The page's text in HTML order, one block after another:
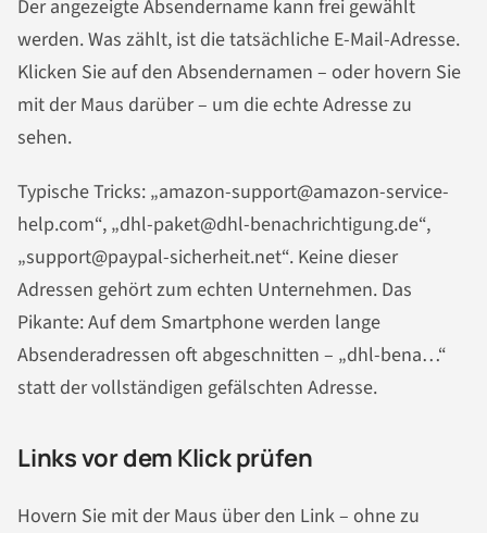
Der angezeigte Absendername kann frei gewählt
werden. Was zählt, ist die tatsächliche E-Mail-Adresse.
Klicken Sie auf den Absendernamen – oder hovern Sie
mit der Maus darüber – um die echte Adresse zu
sehen.
Typische Tricks: „amazon-support@amazon-service-
help.com“, „dhl-paket@dhl-benachrichtigung.de“,
„support@paypal-sicherheit.net“. Keine dieser
Adressen gehört zum echten Unternehmen. Das
Pikante: Auf dem Smartphone werden lange
Absenderadressen oft abgeschnitten – „dhl-bena…“
statt der vollständigen gefälschten Adresse.
Links vor dem Klick prüfen
Hovern Sie mit der Maus über den Link – ohne zu